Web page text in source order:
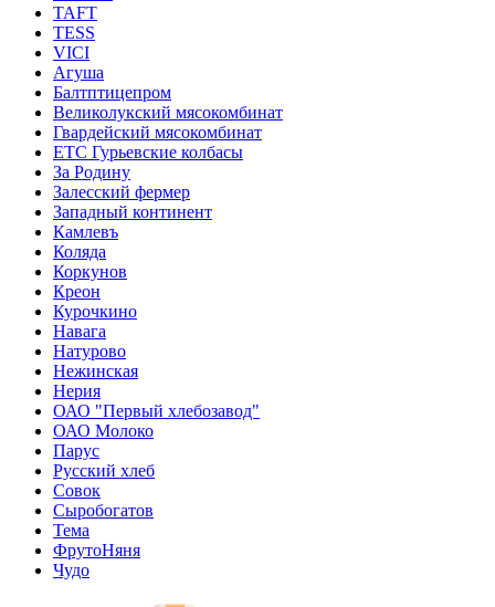
TAFT
TESS
VICI
Агуша
Балтптицепром
Великолукский мясокомбинат
Гвардейский мясокомбинат
ЕТС Гурьевские колбасы
За Родину
Залесский фермер
Западный континент
Камлевъ
Коляда
Коркунов
Креон
Курочкино
Навага
Натурово
Нежинская
Нерия
ОАО "Первый хлебозавод"
ОАО Молоко
Парус
Русский хлеб
Совок
Сыробогатов
Тема
ФрутоНяня
Чудо